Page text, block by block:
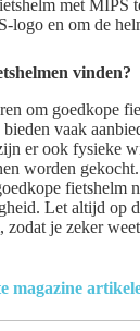
met MIPS
logo en om de
vinden?
om goedkope
vaak
er ook fysieke
worden
fietshelm
Let altijd op
je zeker
magazine